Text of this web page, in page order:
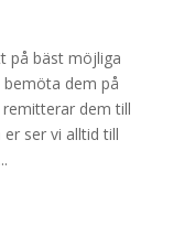
på bäst möjliga
dem på
dem till
ser vi alltid till